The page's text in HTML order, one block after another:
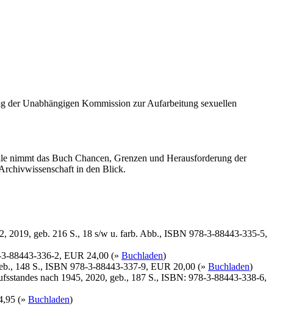
der Unabhängigen Kommission zur Aufarbeitung sexuellen
nimmt das Buch Chancen, Grenzen und Herausforderung der
in den Blick.
2019, geb. 216 S., 18 s/w u. farb. Abb., ISBN 978-3-88443-335-5,
88443-336-2, EUR 24,00 (» Buchladen)
148 S., ISBN 978-3-88443-337-9, EUR 20,00 (» Buchladen)
nach 1945, 2020, geb., 187 S., ISBN: 978-3-88443-338-6,
(» Buchladen)